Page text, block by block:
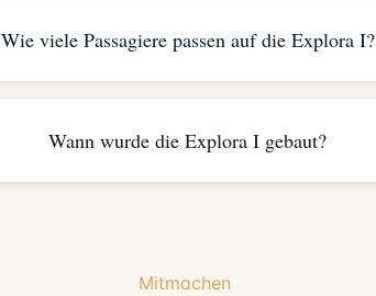
Wie viele Passagiere passen auf die Explora I?
Wann wurde die Explora I gebaut?
Mitmachen